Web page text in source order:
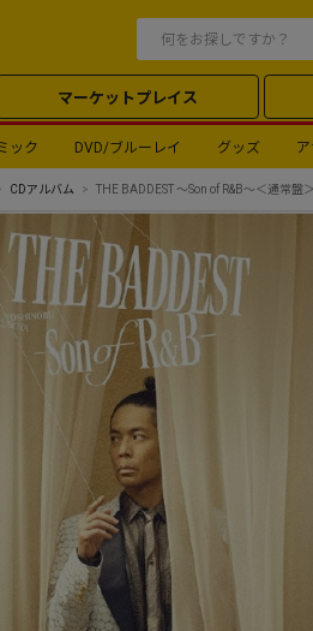
マーケットプレイス
ック DVD/ブルーレイ グッズ
CDアルバム THE BADDEST ～Son of R&B～＜通常盤＞